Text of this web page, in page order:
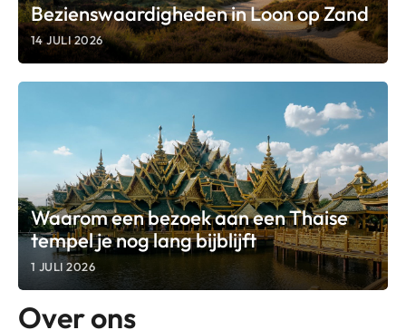
Bezienswaardigheden in Loon op Zand
14 JULI 2026
Waarom een bezoek aan een Thaise
tempel je nog lang bijblijft
1 JULI 2026
Over ons